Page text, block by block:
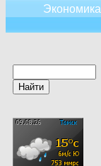
Экономика